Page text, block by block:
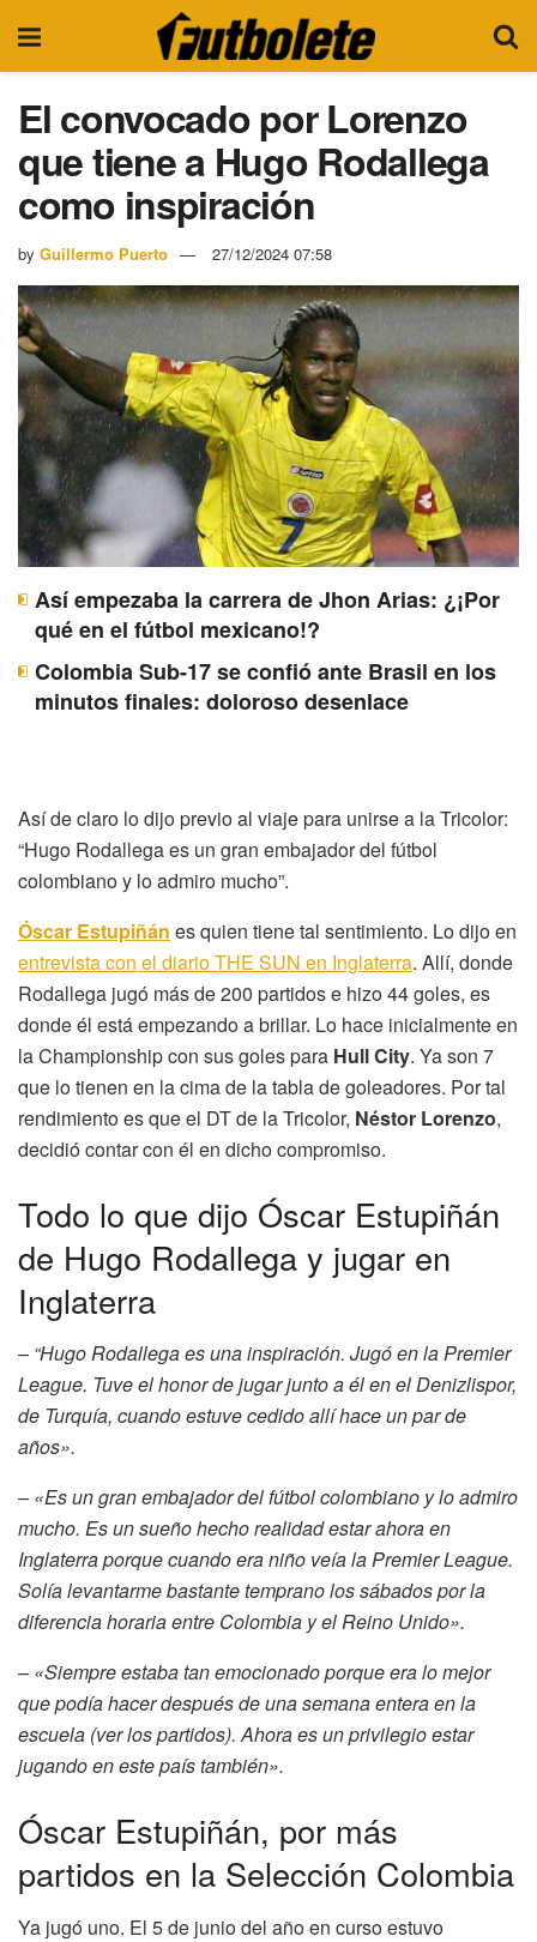
El convocado por Lorenzo
que tiene a Hugo Rodallega
como inspiración
by Guillermo Puerto 27/12/2024 07:58
Así empezaba la carrera de Jhon Arias: ¿¡Por
qué en el fútbol mexicano!?
Colombia Sub-17 se confió ante Brasil en los
minutos finales: doloroso desenlace
Así de claro lo dijo previo al viaje para unirse a la Tricolor:
“Hugo Rodallega es un gran embajador del fútbol
colombiano y lo admiro mucho”.
Óscar Estupiñán es quien tiene tal sentimiento. Lo dijo en
entrevista con el diario THE SUN en Inglaterra. Allí, donde
Rodallega jugó más de 200 partidos e hizo 44 goles, es
donde él está empezando a brillar. Lo hace inicialmente en
la Championship con sus goles para Hull City. Ya son 7
que lo tienen en la cima de la tabla de goleadores. Por tal
rendimiento es que el DT de la Tricolor, Néstor Lorenzo,
decidió contar con él en dicho compromiso.
Todo lo que dijo Óscar Estupiñán
de Hugo Rodallega y jugar en
Inglaterra
– “Hugo Rodallega es una inspiración. Jugó en la Premier
League. Tuve el honor de jugar junto a él en el Denizlispor,
de Turquía, cuando estuve cedido allí hace un par de
años».
– «Es un gran embajador del fútbol colombiano y lo admiro
mucho. Es un sueño hecho realidad estar ahora en
Inglaterra porque cuando era niño veía la Premier League.
Solía ​​levantarme bastante temprano los sábados por la
diferencia horaria entre Colombia y el Reino Unido».
– «Siempre estaba tan emocionado porque era lo mejor
que podía hacer después de una semana entera en la
escuela (ver los partidos). Ahora es un privilegio estar
jugando en este país también».
Óscar Estupiñán, por más
partidos en la Selección Colombia
Ya jugó uno. El 5 de junio del año en curso estuvo